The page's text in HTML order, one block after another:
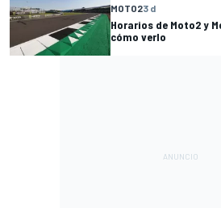
MOTO23 d
Horarios de Moto2 y
cómo verlo